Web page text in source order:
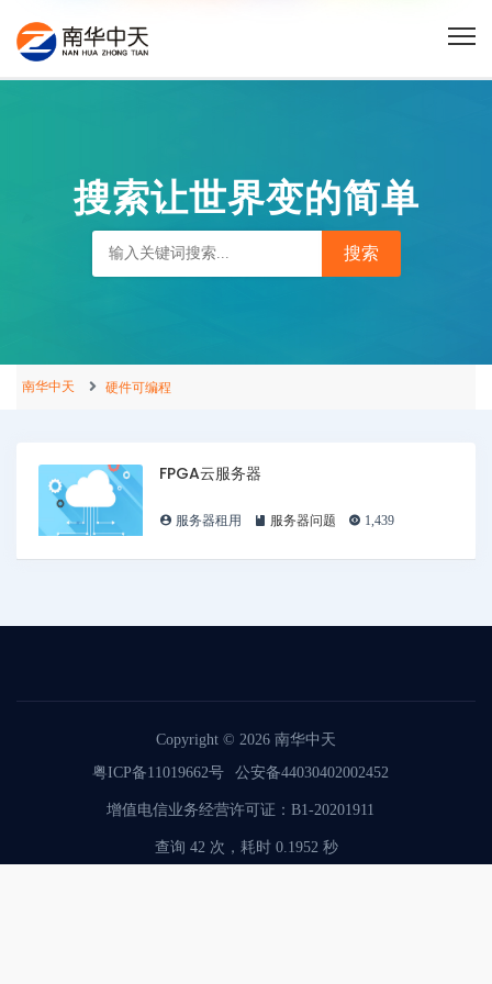
搜索让世界变的简单
南华中天 硬件可编程
FPGA云服务器
服务器租用 服务器问题 1,439
Copyright © 2026 南华中天
粤ICP备11019662号
公安备44030402002452
增值电信业务经营许可证：B1-20201911
查询 42 次，耗时 0.1952 秒